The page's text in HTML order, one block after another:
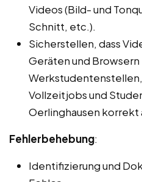
Videos (Bild- und
Schnitt, etc.).
Sicherstellen, dass
Geräten und
Vollzeitjobs und
Oerlinghausen
Fehlerbehebung:
Identifizierung und